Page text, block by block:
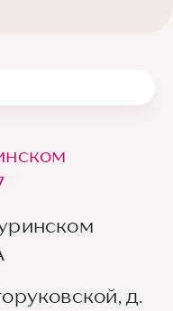
д.